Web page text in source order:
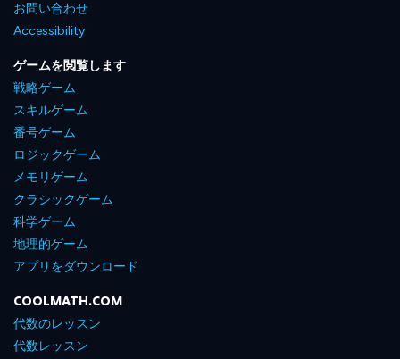
お問い合わせ
Accessibility
ゲームを閲覧します
戦略ゲーム
スキルゲーム
番号ゲーム
ロジックゲーム
メモリゲーム
クラシックゲーム
科学ゲーム
地理的ゲーム
アプリをダウンロード
COOLMATH.COM
代数のレッスン
代数レッスン